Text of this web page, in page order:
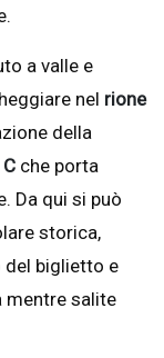
a valle e
nel rione
della
che porta
Da qui si può
storica,
del biglietto e
mentre salite